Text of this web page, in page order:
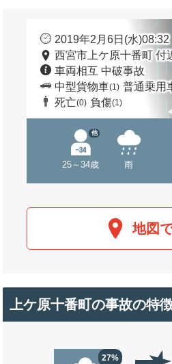
2019年2月6日(水)08:32
西宮市上ケ原十番町 付
車両相互 中破事故
中型貨物車(1) 普通乗用
死亡(0) 負傷(1)
25～34歳
他
雨
地図
上ケ原十番町の事故の特
27%